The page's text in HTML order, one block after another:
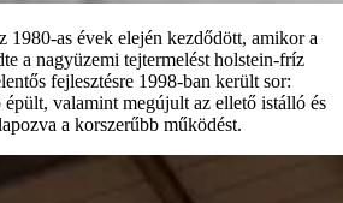
1980-as évek elején kezdődött, amikor a
a nagyüzemi tejtermelést holstein-fríz
fejlesztésre 1998-ban került sor:
valamint megújult az ellető istálló és
a korszerűbb működést.